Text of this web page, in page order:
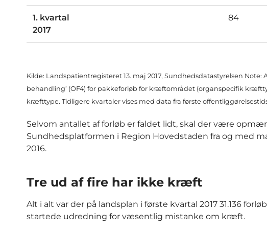
1. kvartal
2017
84
Kilde: Landspatientregisteret 13. maj 2017, Sundhedsdatastyrelsen Note:
behandling’ (OF4) for pakkeforløb for kræftområdet (organspecifik
kræfttype. Tidligere kvartaler vises med data fra første
Selvom antallet af forløb er faldet lidt, skal der være
Sundhedsplatformen i Region Hovedstaden fra og med
2016.
Tre ud af fire har ikke kræft
Alt i alt var der på landsplan i første kvartal 2017 31.136
startede udredning for væsentlig mistanke om kræft.